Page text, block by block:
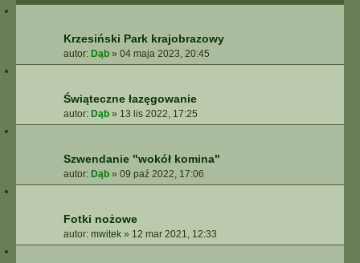
Krzesiński Park krajobrazowy
autor: Dąb » 04 maja 2023, 20:45
Świąteczne łazęgowanie
autor: Dąb » 13 lis 2022, 17:25
Szwendanie "wokół komina"
autor: Dąb » 09 paź 2022, 17:06
Fotki nożowe
autor: mwitek » 12 mar 2021, 12:33